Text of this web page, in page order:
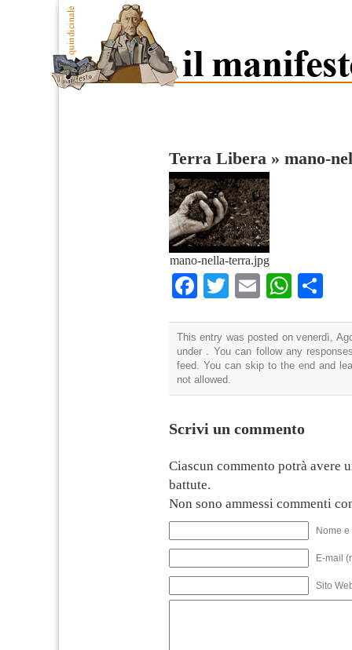
Terra Libera » mano-
mano-nella-terra.jpg
Facebook
TwitterEmail
This entry was posted on venerdì,
under . You can follow any
feed. You can skip to the end and
not allowed.
Scrivi un commento
Ciascun commento potrà avere
battute.
Non sono ammessi commenti
Nome
E-mail
Sito